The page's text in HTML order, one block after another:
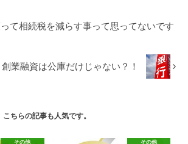
て相続税を減らす事って思ってないです
創業融資は公庫だけじゃない？！
こちらの記事も人気です。
その他 その他